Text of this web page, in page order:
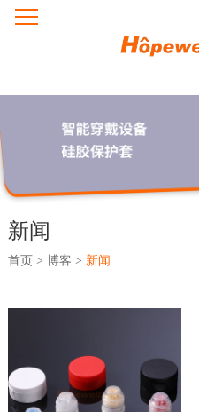
新闻
首页 > 博客 > 新闻